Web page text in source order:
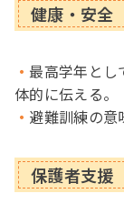
健康・安全
最高学年とし
体的に伝える。
避難訓練の意
保護者支援